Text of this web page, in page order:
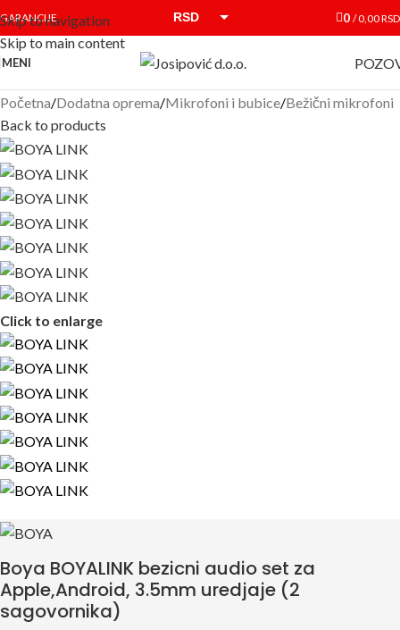
Skip to navigation
Skip to main content
GARANCIJE RSD 0 /0,00RSD
MENI
Početna/Dodatna oprema/Mikrofoni i bubice/Bežični mikrofoni
Back to products
Click to enlarge
Boya BOYALINK bezicni audio set za
Apple,Android, 3.5mm uredjaje (2
sagovornika)